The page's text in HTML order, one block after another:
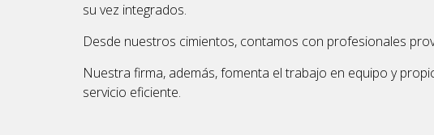
su vez integrados.
Desde nuestros cimientos, contamos con profesionales
Nuestra firma, además, fomenta el trabajo en equipo y
servicio eficiente.